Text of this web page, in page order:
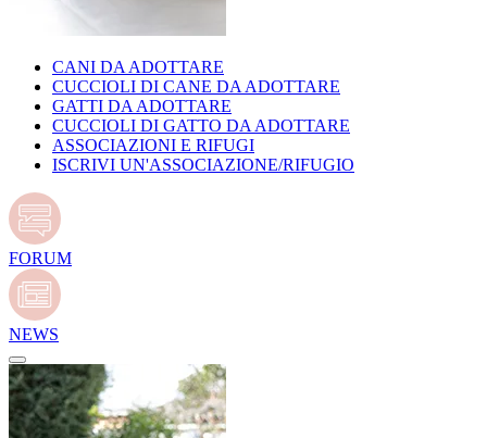
CANI DA ADOTTARE
CUCCIOLI DI CANE DA ADOTTARE
GATTI DA ADOTTARE
CUCCIOLI DI GATTO DA ADOTTARE
ASSOCIAZIONI E RIFUGI
ISCRIVI UN'ASSOCIAZIONE/RIFUGIO
FORUM
NEWS